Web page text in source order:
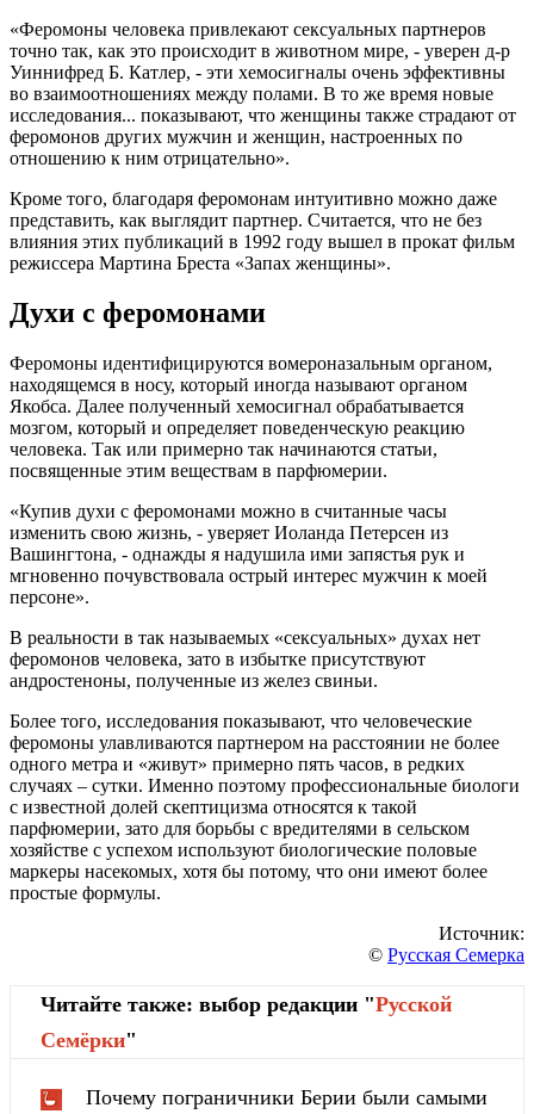
«Феромоны человека привлекают сексуальных партнеров
точно так, как это происходит в животном мире, - уверен д-р
Уиннифред Б. Катлер, - эти хемосигналы очень эффективны
во взаимоотношениях между полами. В то же время новые
исследования... показывают, что женщины также страдают от
феромонов других мужчин и женщин, настроенных по
отношению к ним отрицательно».
Кроме того, благодаря феромонам интуитивно можно даже
представить, как выглядит партнер. Считается, что не без
влияния этих публикаций в 1992 году вышел в прокат фильм
режиссера Мартина Бреста «Запах женщины».
Духи с феромонами
Феромоны идентифицируются вомероназальным органом,
находящемся в носу, который иногда называют органом
Якобса. Далее полученный хемосигнал обрабатывается
мозгом, который и определяет поведенческую реакцию
человека. Так или примерно так начинаются статьи,
посвященные этим веществам в парфюмерии.
«Купив духи с феромонами можно в считанные часы
изменить свою жизнь, - уверяет Иоланда Петерсен из
Вашингтона, - однажды я надушила ими запястья рук и
мгновенно почувствовала острый интерес мужчин к моей
персоне».
В реальности в так называемых «сексуальных» духах нет
феромонов человека, зато в избытке присутствуют
андростеноны, полученные из желез свиньи.
Более того, исследования показывают, что человеческие
феромоны улавливаются партнером на расстоянии не более
одного метра и «живут» примерно пять часов, в редких
случаях – сутки. Именно поэтому профессиональные биологи
с известной долей скептицизма относятся к такой
парфюмерии, зато для борьбы с вредителями в сельском
хозяйстве с успехом используют биологические половые
маркеры насекомых, хотя бы потому, что они имеют более
простые формулы.
Источник:
© Русская Семерка
Читайте также: выбор редакции "Русской
Cемёрки"
Почему пограничники Берии были самыми